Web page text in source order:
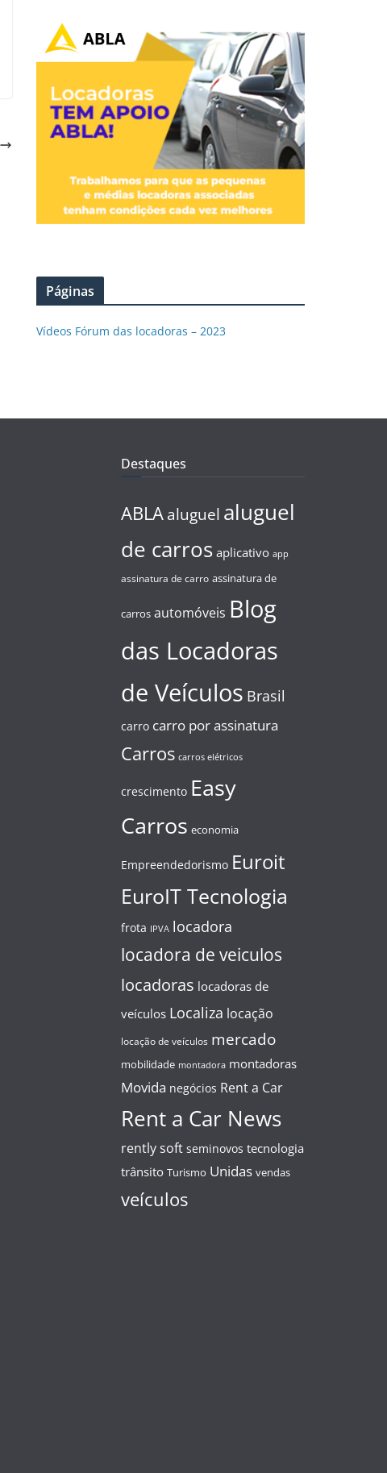
Páginas
Vídeos Fórum das locadoras – 2023
Destaques
ABLA aluguel aluguel
de carros aplicativo app
assinatura de carro assinatura de
carros automóveis Blog
das Locadoras
de Veículos Brasil
carro carro por assinatura
Carros carros elétricos
crescimento Easy
Carros economia
Empreendedorismo Euroit
EuroIT Tecnologia
frota IPVA locadora
locadora de veiculos
locadoras locadoras de
veículos Localiza locação
locação de veículos mercado
mobilidade montadora montadoras
Movida negócios Rent a Car
Rent a Car News
rently soft seminovos tecnologia
trânsito Turismo Unidas vendas
veículos